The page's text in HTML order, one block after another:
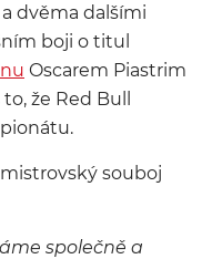
dvěma dalšími
boji o titul
Oscarem Piastrim
že Red Bull
souboj
společně a